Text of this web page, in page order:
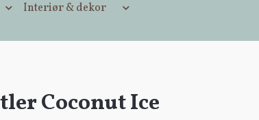
Interiør & dekor
Coconut Ice